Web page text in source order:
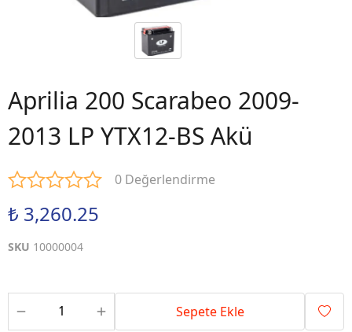
Aprilia 200 Scarabeo 2009-
2013 LP YTX12-BS Akü
0 Değerlendirme
₺ 3,260.25
SKU 10000004
Sepete Ekle